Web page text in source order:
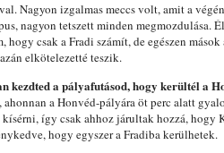
Nagyon izgalmas meccs volt, amit a
nagyon tetszett minden megmozdulása.
csak a Fradi számít, de egészen
elkötelezetté teszik.
kezdted a pályafutásod, hogy kerültél a
a Honvéd-pályára öt perc alatt
így csak ahhoz járultak hozzá, hogy
hogy egyszer a Fradiba kerülhetek.